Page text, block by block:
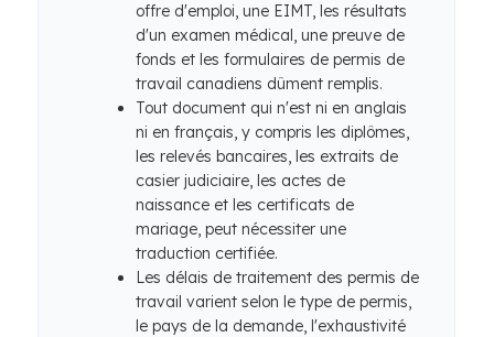
offre d'emploi, une EIMT, les résultats
d'un examen médical, une preuve de
fonds et les formulaires de permis de
travail canadiens dûment remplis.
Tout document qui n'est ni en anglais
ni en français, y compris les diplômes,
les relevés bancaires, les extraits de
casier judiciaire, les actes de
naissance et les certificats de
mariage, peut nécessiter une
traduction certifiée.
Les délais de traitement des permis de
travail varient selon le type de permis,
le pays de la demande, l'exhaustivité